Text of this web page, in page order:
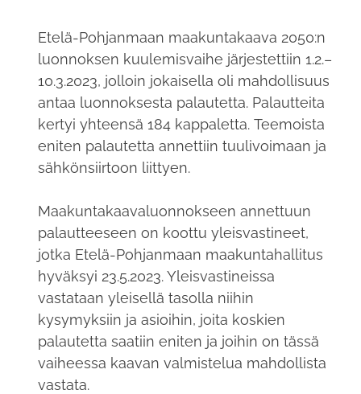
Etelä-Pohjanmaan maakuntakaava 2050:n
luonnoksen kuulemisvaihe järjestettiin 1.2.–
10.3.2023, jolloin jokaisella oli mahdollisuus
antaa luonnoksesta palautetta. Palautteita
kertyi yhteensä 184 kappaletta. Teemoista
eniten palautetta annettiin tuulivoimaan ja
sähkönsiirtoon liittyen.
Maakuntakaavaluonnokseen annettuun
palautteeseen on koottu yleisvastineet,
jotka Etelä-Pohjanmaan maakuntahallitus
hyväksyi 23.5.2023. Yleisvastineissa
vastataan yleisellä tasolla niihin
kysymyksiin ja asioihin, joita koskien
palautetta saatiin eniten ja joihin on tässä
vaiheessa kaavan valmistelua mahdollista
vastata.